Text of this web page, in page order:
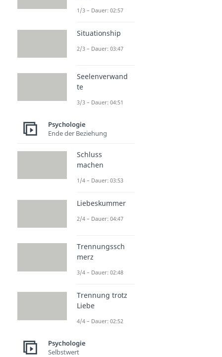
1/3 – Dauer: 02:57
Situationship
2/3 – Dauer: 03:47
Seelenverwand
te
3/3 – Dauer: 04:51
Psychologie
Ende der Beziehung
Schluss
machen
1/4 – Dauer: 03:53
Liebeskummer
2/4 – Dauer: 04:47
Trennungssch
merz
3/4 – Dauer: 02:48
Trennung trotz
Liebe
4/4 – Dauer: 02:52
Psychologie
Selbstwert